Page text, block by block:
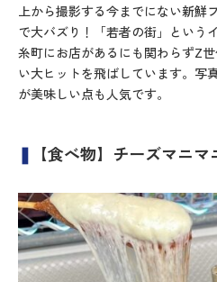
上から撮影する今までにない新鮮
で大バズり！「若者の街」という
糸町にお店があるにも関わらずZ
い大ヒットを飛ばしています。写
が美味しい点も人気です。
❚ 【食べ物】チーズマニマ